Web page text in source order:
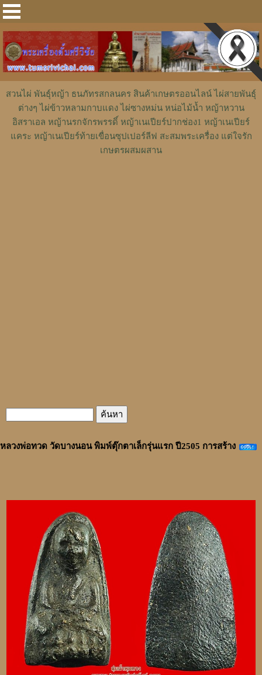
สวนไผ่ พันธุ์หญ้า ธนภัทรสกลนคร สินค้าเกษตรออนไลน์ ไผ่สายพันธุ์
ต่างๆ ไผ่ข้าวหลามกาบแดง ไผ่ซางหม่น หน่อไม้น้ำ หญ้าหวาน
อิสราเอล หญ้านรกจักรพรรดิ์ หญ้าเนเปียร์ปากช่อง1 หญ้าเนเปียร์
แคระ หญ้าเนเปียร์ท้ายเขื่อนซุปเปอร์ลีฟ สะสมพระเครื่อง แต่ใจรัก
เกษตรผสมผสาน
หลวงพ่อทวด วัดบางนอน พิมพ์ตุ๊กตาเล็กรุ่นแรก ปี2505 การสร้าง